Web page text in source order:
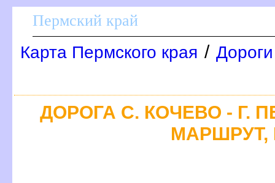
Пермский край
Карта Пермского края /
ДОРОГА С. КОЧЕВО - Г.
МАРШРУТ,